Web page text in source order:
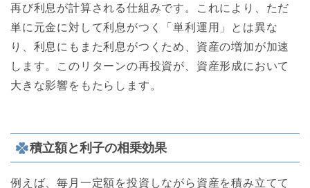
再び利息が計算される仕組みです。これにより、ただ
単に元金に対して利息がつく「単利運用」とは異な
り、利息にもまた利息がつくため、資産の増加が加速
します。このリターンの再投資が、資産形成において
大きな影響をもたらします。
積立額と利子の相乗効果
例えば、毎月一定額を投資しながら資産を積み立てて